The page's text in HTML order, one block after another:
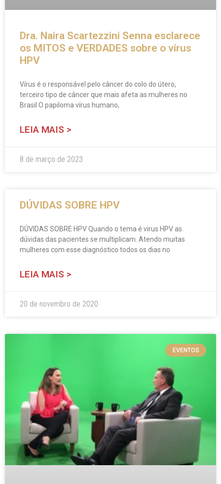
Dra. Naira Scartezzini Senna esclarece
os MITOS e VERDADES sobre o vírus
HPV
Vírus é o responsável pelo câncer do colo do útero,
terceiro tipo de câncer que mais afeta as mulheres no
Brasil O papiloma vírus humano,
LEIA MAIS >
8 de março de 2023
DÚVIDAS SOBRE HPV
DÚVIDAS SOBRE HPV Quando o tema é virus HPV as
dúvidas das pacientes se multiplicam. Atendo muitas
mulheres com esse diagnóstico todos os dias no
LEIA MAIS >
20 de novembro de 2020
EVENTOS